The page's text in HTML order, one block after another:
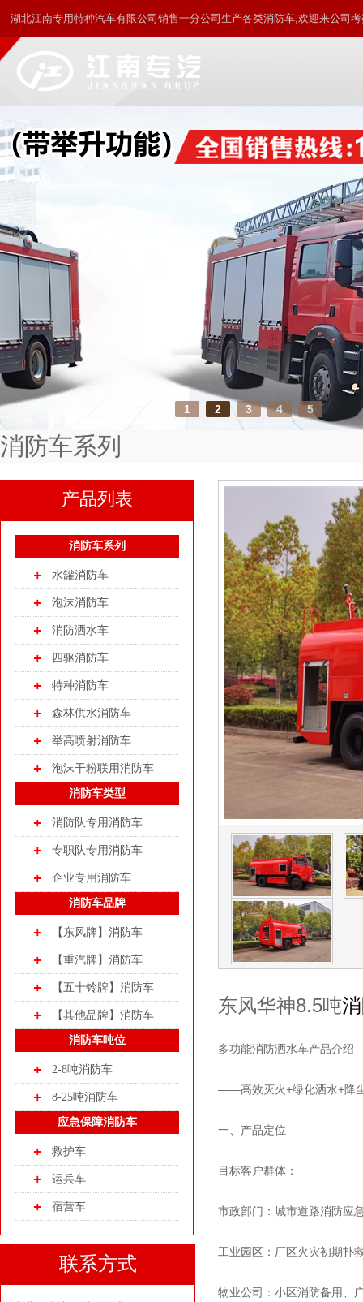
湖北江南专用特种汽车有限公司销售一分公司生产各类消防车,欢迎来公司
1 2 3 4 5
消防车系列
产品列表
消防车系列
水罐消防车
泡沫消防车
消防洒水车
四驱消防车
特种消防车
森林供水消防车
举高喷射消防车
泡沫干粉联用消防车
消防车类型
消防队专用消防车
专职队专用消防车
企业专用消防车
消防车品牌
【东风牌】消防车
【重汽牌】消防车
【五十铃牌】消防车
【其他品牌】消防车
消防车吨位
2-8吨消防车
8-25吨消防车
应急保障消防车
救护车
运兵车
宿营车
联系方式
东风华神8.5吨
多功能消防洒水车产品介绍
——高效灭火+绿化洒水+降
一、产品定位
目标客户群体：
市政部门：城市道路消防应
工业园区：厂区火灾初期扑
物业公司：小区消防备用、